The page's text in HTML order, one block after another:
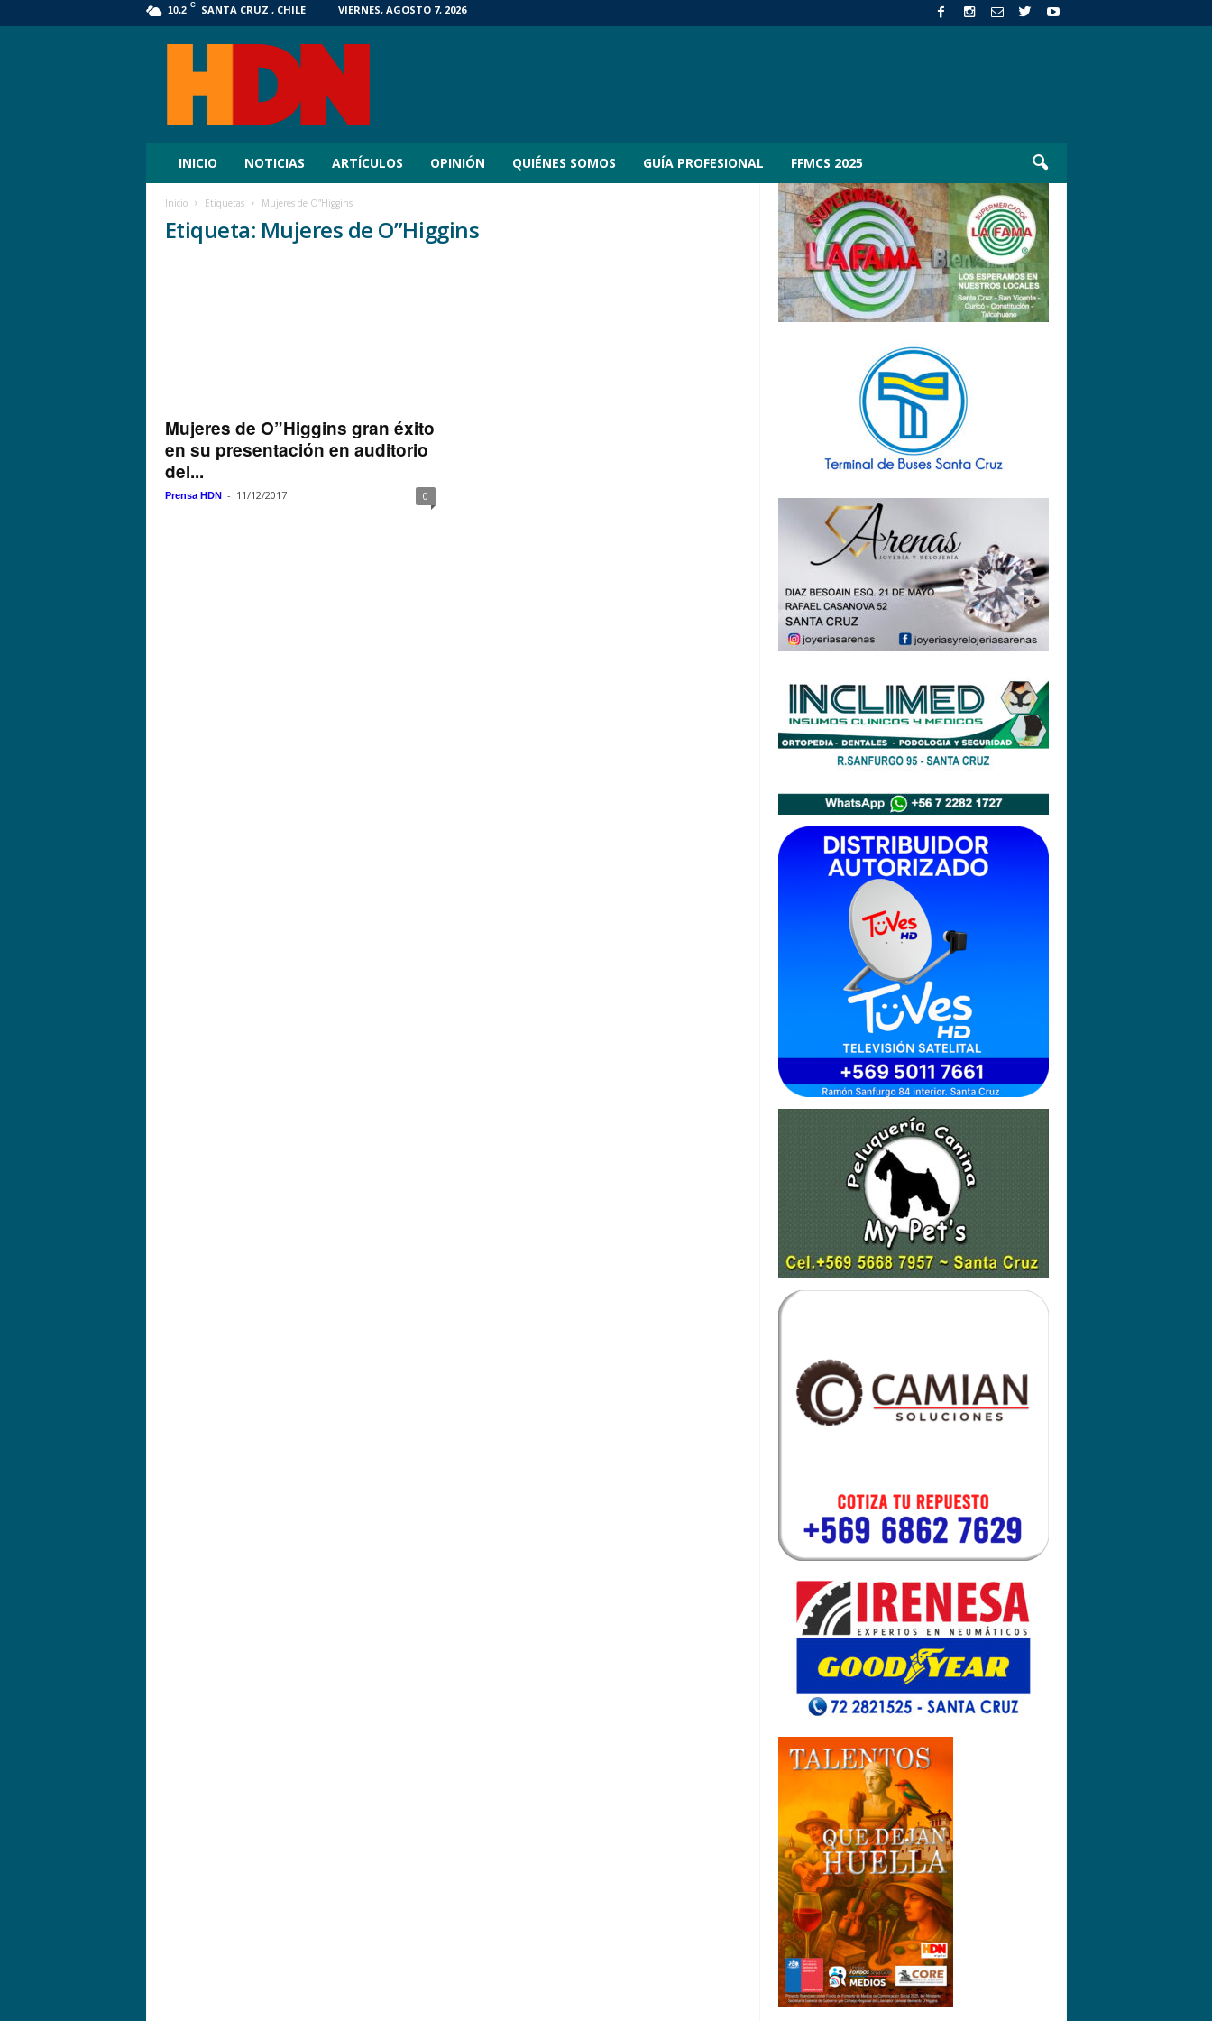
10.2 C SANTA CRUZ , CHILE VIERNES, AGOSTO 7, 2026
HDN
INICIO NOTICIAS ARTÍCULOS OPINIÓN QUIÉNES SOMOS GUÍA PROFESIONAL FFMCS 2025
Inicio Etiquetas Mujeres de O”Higgins
Etiqueta: Mujeres de O”Higgins
Mujeres de O”Higgins gran éxito
en su presentación en auditorio
del...
Prensa HDN - 11/12/2017 0